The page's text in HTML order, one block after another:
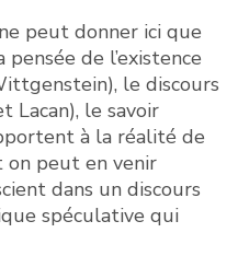
peut donner ici que
de l’existence
le discours
Lacan), le savoir
à la réalité de
on peut en venir
dans un discours
spéculative qui